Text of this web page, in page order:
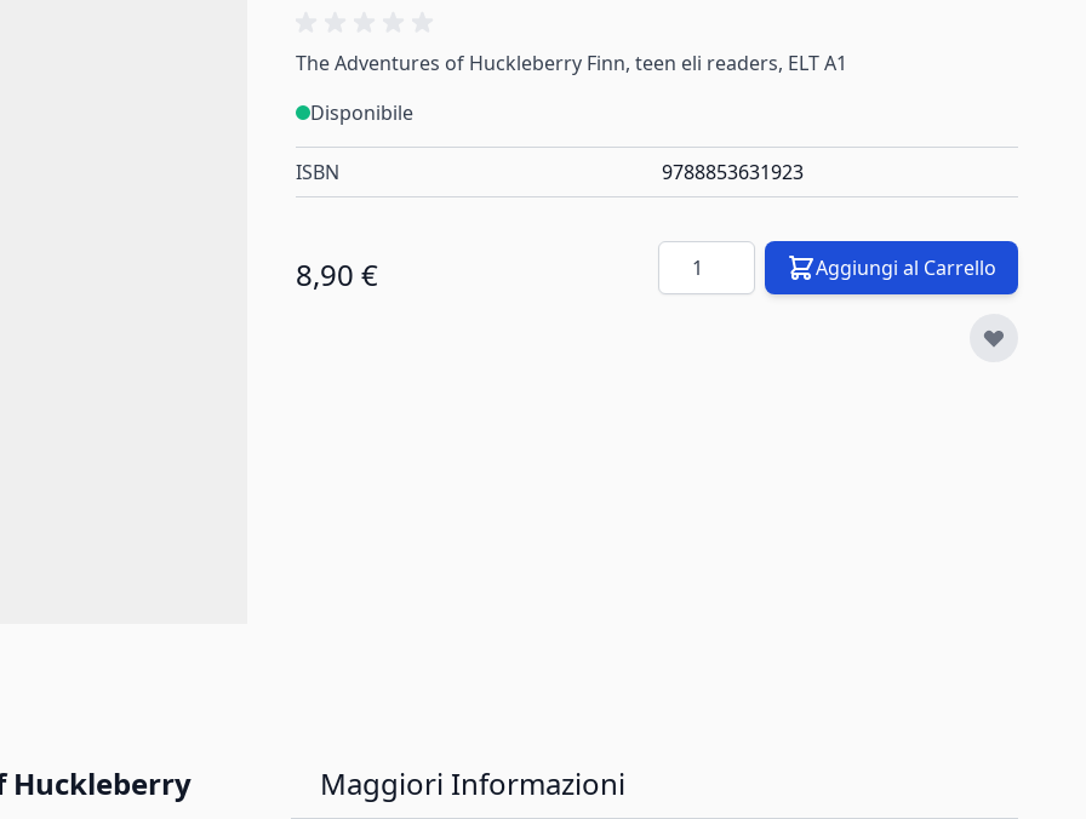
The Adventures of Huckleberry Finn, teen eli readers, ELT A1
Disponibile
ISBN 9788853631923
8,90 € Quantità Aggiungi al Carrello
Huckleberry
Maggiori Informazioni